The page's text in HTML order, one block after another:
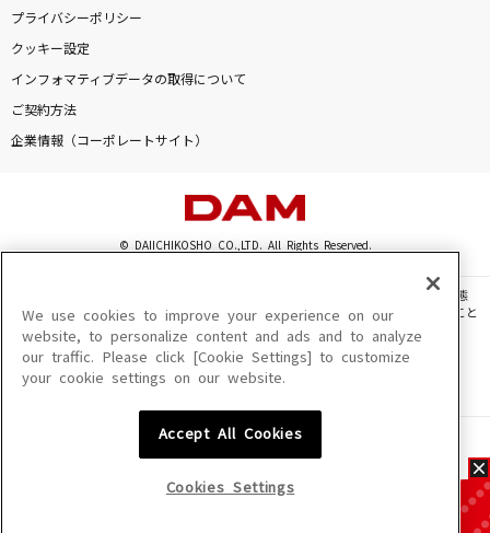
プライバシーポリシー
クッキー設定
インフォマティブデータの取得について
ご契約方法
企業情報（コーポレートサイト）
© DAIICHIKOSHO CO.,LTD. All Rights Reserved.
このサイトに掲載されている一切の文章・画像・写真・動画・音声等を、手段や形態
を問わず、著作権法の定める範囲を超えて無断で複製、転載、ファイル化などすること
を禁じます。
楽曲及びコンテンツは、機種によりご利用いただけない場合があります。
楽曲及びコンテンツの配信日、配信内容が変更になる場合があります。
We use cookies to improve your experience on our
website, to personalize content and ads and to analyze
our traffic. Please click [Cookie Settings] to customize
your cookie settings on our website.
Accept All Cookies
Cookies Settings